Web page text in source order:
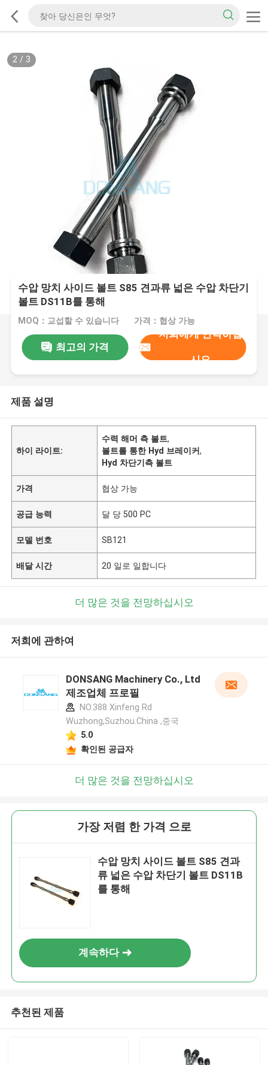
2/ 3
수압 망치 사이드 볼트 S85 견과류 넓은 수압 차단기
볼트 DS11B를 통해
MOQ：교섭할 수 있습니다 가격：협상 가능
최고의 가격
저희에게 연락하십
시오
제품 설명
하이 라이트:
수력 해머 측 볼트,
볼트를 통한 Hyd 브레이커,
Hyd 차단기측 볼트
가격 협상 가능
공급 능력 달 당 500 PC
모델 번호 SB121
배달 시간 20 일로 일합니다
더 많은 것을 전망하십시오
저희에 관하여
DONSANG Machinery Co., Ltd
제조업체 프로필
NO.388 Xinfeng Rd
Wuzhong,Suzhou.China ,중국
5.0
확인된 공급자
더 많은 것을 전망하십시오
가장 저렴 한 가격 으로
수압 망치 사이드 볼트 S85 견과
류 넓은 수압 차단기 볼트 DS11B
를 통해
계속하다
추천된 제품